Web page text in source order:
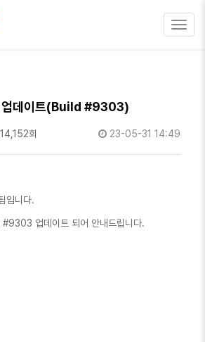
데이트(Build #9303)
회 23-05-31 14:49
입니다.
업데이트 되어 안내드립니다.